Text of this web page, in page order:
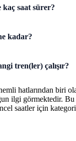
kaç saat sürer?
kadar?
tren(ler) çalışır?
hatlarından biri
ilgi görmektedir.
saatler için